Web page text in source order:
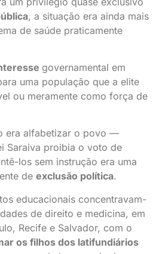
, a situação era ainda mais
de saúde praticamente
governamental em
uma população que a elite
ou meramente como força de
era alfabetizar o povo —
Saraiva proibia o voto de
los sem instrução era uma
de exclusão política.
educacionais concentravam-
de direito e medicina, em
Recife e Salvador, com o
os filhos dos latifundiários